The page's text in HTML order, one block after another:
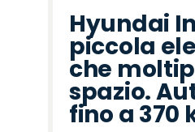
Hyundai
piccola
che
spazio.
fino a 370